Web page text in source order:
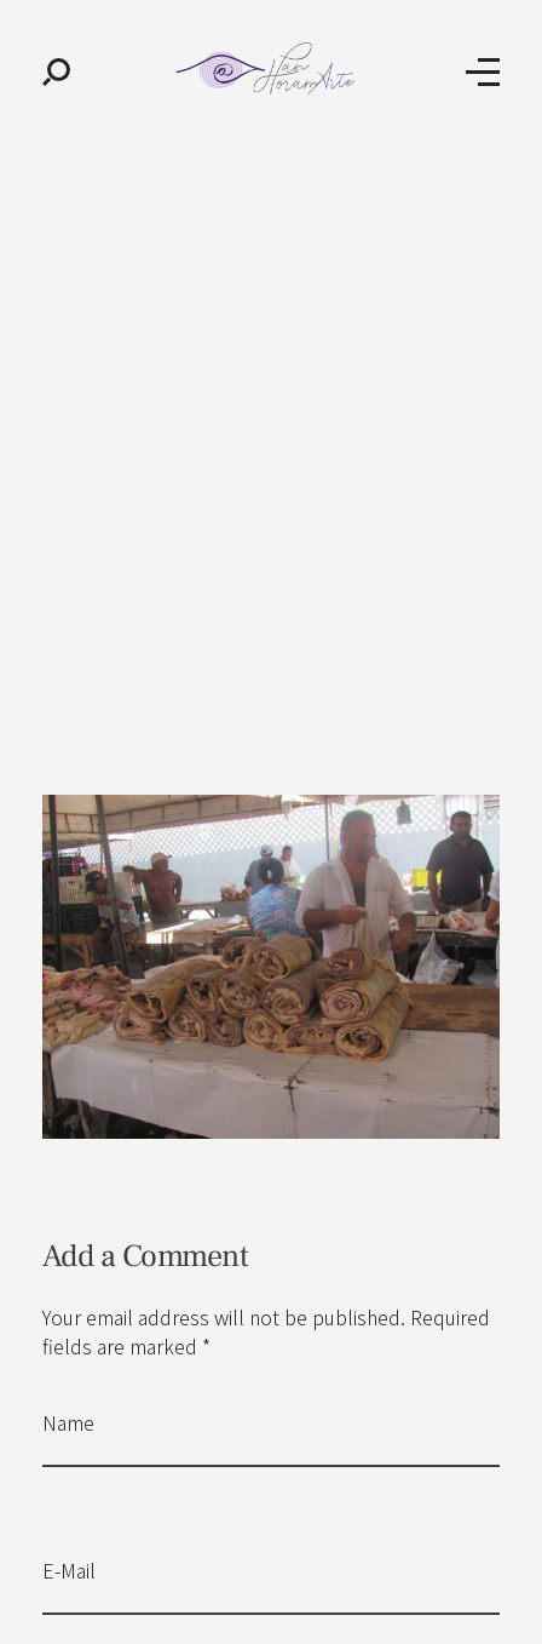
Add a Comment
Your email address will not be published. Required
fields are marked *
Name
E-Mail